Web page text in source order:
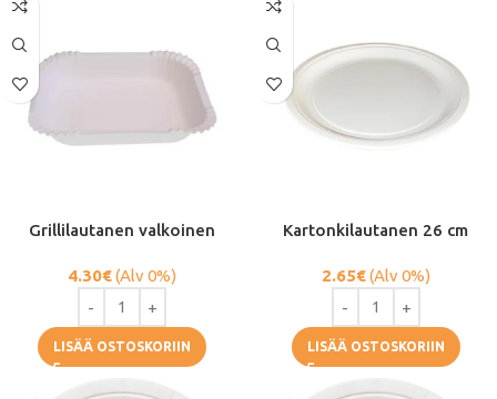
Grillilautanen valkoinen
4.30€(Alv 0%)
LISÄÄ OSTOSKORIIN
Kartonkilautanen 26 cm
2.65€(Alv 0%)
LISÄÄ OSTOSKORIIN